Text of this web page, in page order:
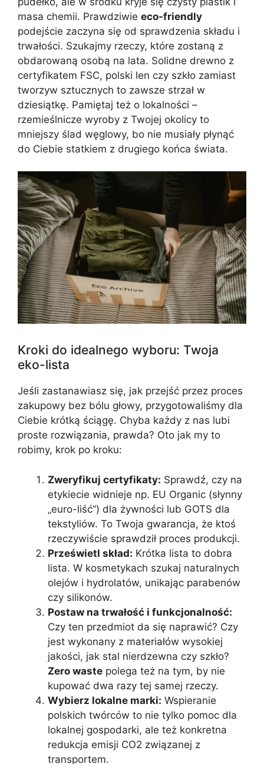
masa chemii. Prawdziwie eco-friendly
podejście zaczyna się od sprawdzenia składu i
trwałości. Szukajmy rzeczy, które zostaną z
obdarowaną osobą na lata. Solidne drewno z
certyfikatem FSC, polski len czy szkło zamiast
tworzyw sztucznych to zawsze strzał w
dziesiątkę. Pamiętaj też o lokalności –
rzemieślnicze wyroby z Twojej okolicy to
mniejszy ślad węglowy, bo nie musiały płynąć
do Ciebie statkiem z drugiego końca świata.
Kroki do idealnego wyboru: Twoja
eko-lista
Jeśli zastanawiasz się, jak przejść przez proces
zakupowy bez bólu głowy, przygotowaliśmy dla
Ciebie krótką ściągę. Chyba każdy z nas lubi
proste rozwiązania, prawda? Oto jak my to
robimy, krok po kroku:
Zweryfikuj certyfikaty: Sprawdź, czy na
etykiecie widnieje np. EU Organic (słynny
„euro-liść”) dla żywności lub GOTS dla
tekstyliów. To Twoja gwarancja, że ktoś
rzeczywiście sprawdził proces produkcji.
Prześwietl skład: Krótka lista to dobra
lista. W kosmetykach szukaj naturalnych
olejów i hydrolatów, unikając parabenów
czy silikonów.
Postaw na trwałość i funkcjonalność:
Czy ten przedmiot da się naprawić? Czy
jest wykonany z materiałów wysokiej
jakości, jak stal nierdzewna czy szkło?
Zero waste polega też na tym, by nie
kupować dwa razy tej samej rzeczy.
Wybierz lokalne marki: Wspieranie
polskich twórców to nie tylko pomoc dla
lokalnej gospodarki, ale też konkretna
redukcja emisji CO2 związanej z
transportem.